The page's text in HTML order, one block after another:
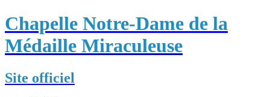
Chapelle Notre-Dame de la
Médaille Miraculeuse
Site officiel